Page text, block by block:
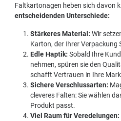
Faltkartonagen heben sich davon
entscheidenden Unterschiede:
Stärkeres Material: Wir
Karton, der Ihrer Verpackung
Edle Haptik: Sobald Ihre
nehmen, spüren sie den
schafft Vertrauen in Ihre
Sichere Verschlussarten:
cleveres Falten: Sie wählen
Produkt passt.
Viel Raum für Veredelungen: